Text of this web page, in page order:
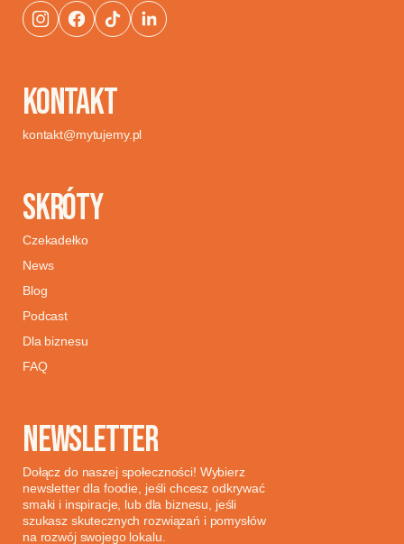
KONTAKT
kontakt@mytujemy.pl
SKRÓTY
Czekadełko
News
Blog
Podcast
Dla biznesu
FAQ
NEWSLETTER
Dołącz do naszej społeczności! Wybierz
newsletter dla foodie, jeśli chcesz odkrywać
smaki i inspiracje, lub dla biznesu, jeśli
szukasz skutecznych rozwiązań i pomysłów
na rozwój swojego lokalu.